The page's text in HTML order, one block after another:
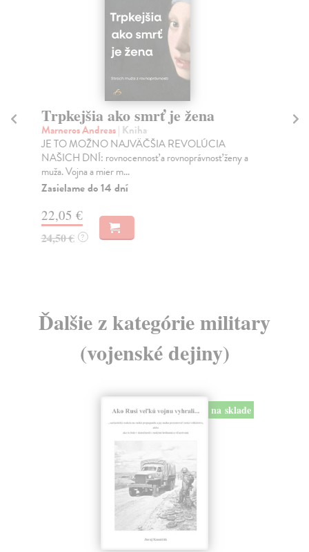
Trpkejšia ako smrť je žena
Marneros Andreas| Kniha
JE TO MOŽNO NAJVÄČŠIA REVOLÚCIA
NAŠICH DNÍ: rovnocennosť a rovnoprávnosť ženy a
muža. Vojna a mier m...
Zasielame do 14 dní
22,05 €
24,50 € ?
Ďalšie z kategórie military
(vojenské dejiny)
na sklade